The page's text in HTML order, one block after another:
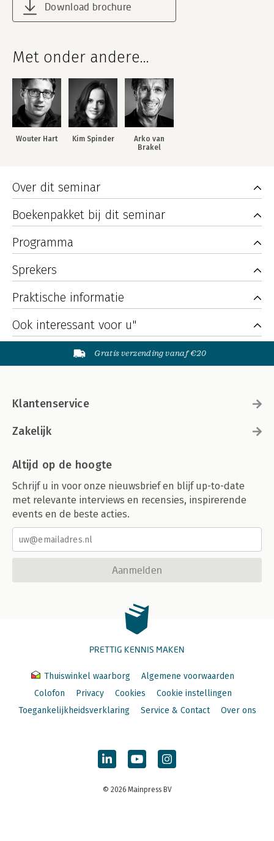
Download brochure
Met onder andere...
Wouter Hart Kim Spinder
Arko van
Brakel
Over dit seminar
Boekenpakket bij dit seminar
Programma
Sprekers
Praktische informatie
Ook interessant voor u"
Gratis verzending vanaf €20
Klantenservice
Zakelijk
Altijd op de hoogte
Schrijf u in voor onze nieuwsbrief en blijf up-to-date
met relevante interviews en recensies, inspirerende
events en de beste acties.
Aanmelden
PRETTIG KENNIS MAKEN
Thuiswinkel waarborg
Algemene voorwaarden
Colofon
Privacy Cookies
Cookie instellingen
Toegankelijkheidsverklaring
Service & Contact Over ons
© 2026 Mainpress BV